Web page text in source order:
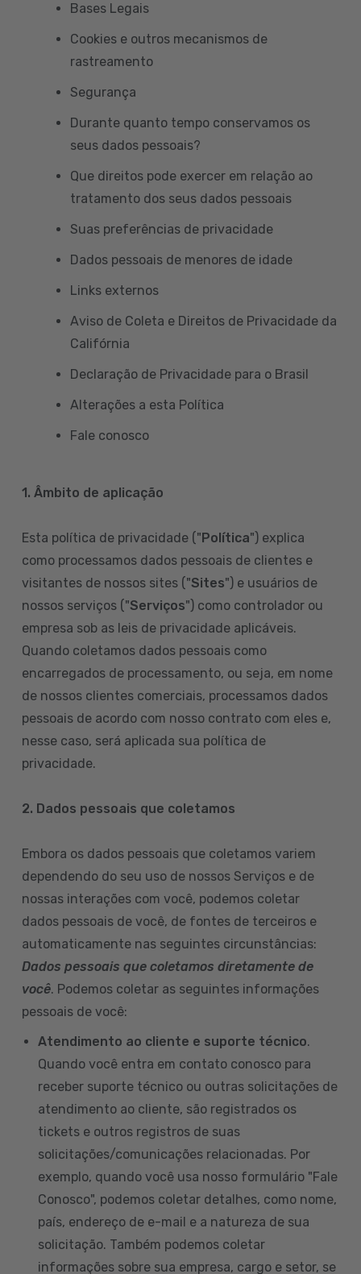
Bases Legais
Cookies e outros mecanismos de
rastreamento
Segurança
Durante quanto tempo conservamos os
seus dados pessoais?
Que direitos pode exercer em relação ao
tratamento dos seus dados pessoais
Suas preferências de privacidade
Dados pessoais de menores de idade
Links externos
Aviso de Coleta e Direitos de Privacidade da
Califórnia
Declaração de Privacidade para o Brasil
Alterações a esta Política
Fale conosco
1. Âmbito de aplicação
Esta política de privacidade ("Política") explica
como processamos dados pessoais de clientes e
visitantes de nossos sites ("Sites") e usuários de
nossos serviços ("Serviços") como controlador ou
empresa sob as leis de privacidade aplicáveis.
Quando coletamos dados pessoais como
encarregados de processamento, ou seja, em nome
de nossos clientes comerciais, processamos dados
pessoais de acordo com nosso contrato com eles e,
nesse caso, será aplicada sua política de
privacidade.
2. Dados pessoais que coletamos
Embora os dados pessoais que coletamos variem
dependendo do seu uso de nossos Serviços e de
nossas interações com você, podemos coletar
dados pessoais de você, de fontes de terceiros e
automaticamente nas seguintes circunstâncias:
Dados pessoais que coletamos diretamente de
você. Podemos coletar as seguintes informações
pessoais de você:
Atendimento ao cliente e suporte técnico.
Quando você entra em contato conosco para
receber suporte técnico ou outras solicitações de
atendimento ao cliente, são registrados os
tickets e outros registros de suas
solicitações/comunicações relacionadas. Por
exemplo, quando você usa nosso formulário "Fale
Conosco", podemos coletar detalhes, como nome,
país, endereço de e-mail e a natureza de sua
solicitação. Também podemos coletar
informações sobre sua empresa, cargo e setor, se